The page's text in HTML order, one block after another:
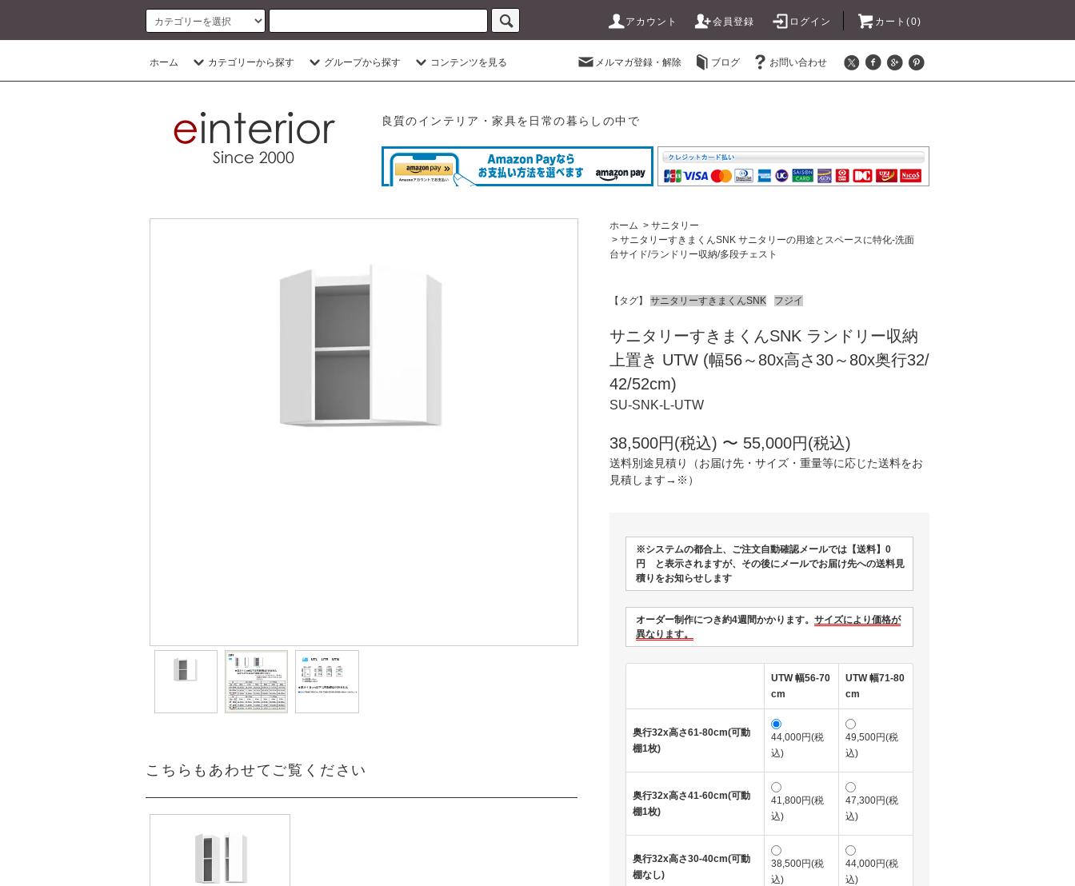
アカウント 会員登録 ログイン カート(0)
ホーム カテゴリーから探す グループから探す コンテンツを見る メルマガ登録・解除 ブログ お問い合わせ
良質のインテリア・家具を日常の暮らしの中で
こちらもあわせてご覧ください
ホーム > サニタリー
> サニタリーすきまくんSNK サニタリーの用途とスペースに特化-洗面
台サイド/ランドリー収納/多段チェスト
【タグ】 サニタリーすきまくんSNK フジイ
サニタリーすきまくんSNK ランドリー収納
上置き UTW (幅56～80x高さ30～80x奥行32/
42/52cm)
SU-SNK-L-UTW
38,500円(税込) 〜 55,000円(税込)
送料別途見積り（お届け先・サイズ・重量等に応じた送料をお
見積します→※）
※システムの都合上、ご注文自動確認メールでは【送料】0
円 と表示されますが、その後にメールでお届け先への送料見
積りをお知らせします
オーダー制作につき約4週間かかります。 サイズにより価格が
異なります。
UTW 幅56-70
cm
UTW 幅71-80
cm
奥行32x高さ61-80cm(可動
棚1枚)
44,000円(税
込)
49,500円(税
込)
奥行32x高さ41-60cm(可動
棚1枚)
41,800円(税
込)
47,300円(税
込)
奥行32x高さ30-40cm(可動
棚なし)
38,500円(税
込)
44,000円(税
込)